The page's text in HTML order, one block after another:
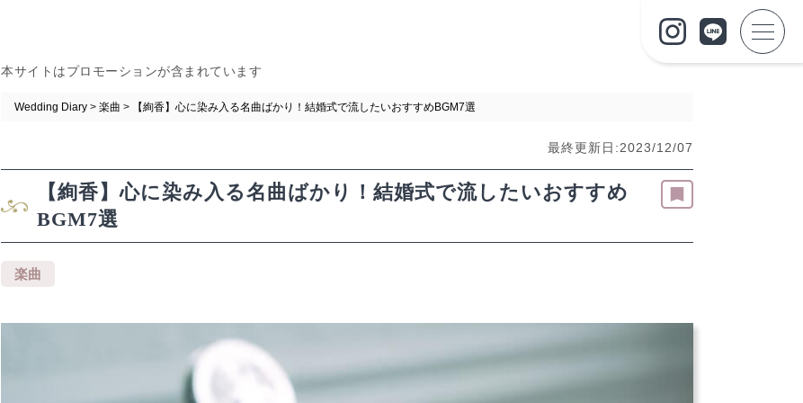
本サイトはプロモーションが含まれています
Wedding Diary > 楽曲 > 【絢香】心に染み入る名曲ばかり！結婚式で流したいおすすめBGM7選
最終更新日:2023/12/07
【絢香】心に染み入る名曲ばかり！結婚式で流したいおすすめ
BGM7選
楽曲